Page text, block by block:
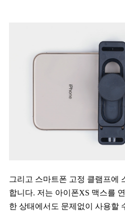
그리고 스마트폰 고정 클램프에
합니다. 저는 아이폰XS 맥스를
한 상태에서도 문제없이 사용할